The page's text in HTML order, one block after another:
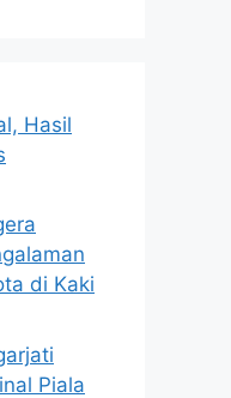
Hasil
di Kaki
Piala